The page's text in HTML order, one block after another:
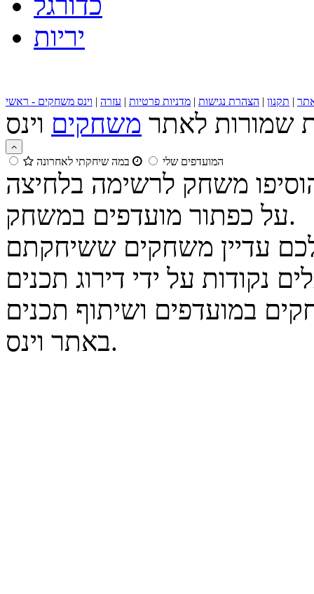
יריות
| תקנון | הצהרת נגישות | מדניות פרטיות | עזרה | וינס משחקים - ראשי
שמורות לאתר משחקים
המועדפים שלי במה שיחקתי לאחרונה
משחק לרשימה בלחיצה
על כפתור מועדפים במשחק.
על ידי דירוג תכנים
במועדפים ושיתוף תכנים
באתר וינס.